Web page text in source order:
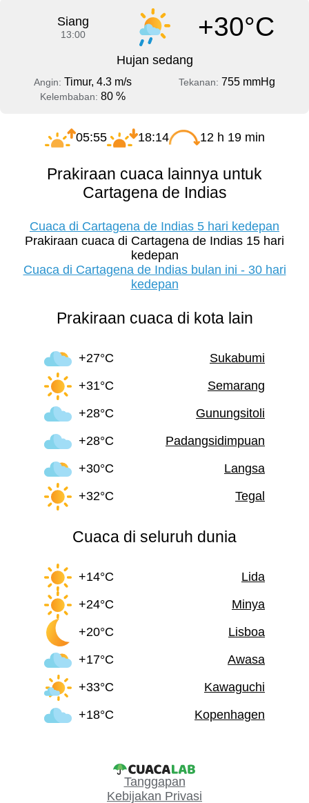
Siang
13:00 +30°C
Hujan sedang
Angin: Timur, 4.3 m/s Tekanan: 755 mmHg
Kelembaban: 80 %
05:55 18:14 12 h 19 min
Prakiraan cuaca lainnya untuk
Cartagena de Indias
Cuaca di Cartagena de Indias 5 hari kedepan
Prakiraan cuaca di Cartagena de Indias 15 hari
kedepan
Cuaca di Cartagena de Indias bulan ini - 30 hari
kedepan
Prakiraan cuaca di kota lain
+27°C
Sukabumi
+31°C
Semarang
+28°C
Gunungsitoli
+28°C
Padangsidimpuan
+30°C
Langsa
+32°C
Tegal
Cuaca di seluruh dunia
+14°C
Lida
+24°C
Minya
+20°C
Lisboa
+17°C
Awasa
+33°C
Kawaguchi
+18°C
Kopenhagen
Tanggapan
Kebijakan Privasi